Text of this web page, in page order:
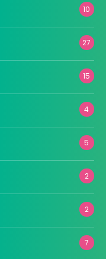
10
27
15
4
5
2
2
7